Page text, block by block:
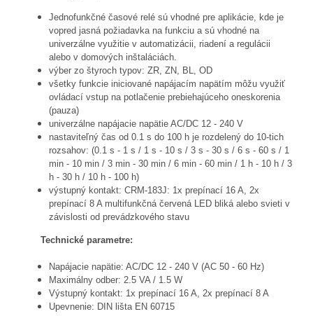
Jednofunkčné časové relé sú vhodné pre aplikácie, kde je
vopred jasná požiadavka na funkciu a sú vhodné na
univerzálne využitie v automatizácii, riadení a regulácii
alebo v domových inštaláciách.
výber zo štyroch typov: ZR, ZN, BL, OD
všetky funkcie iniciované napájacím napätím môžu využiť
ovládací vstup na potlačenie prebiehajúceho oneskorenia
(pauza)
univerzálne napájacie napätie AC/DC 12 - 240 V
nastaviteľný čas od 0.1 s do 100 h je rozdelený do 10-tich
rozsahov: (0.1 s - 1 s / 1 s - 10 s / 3 s - 30 s / 6 s - 60 s / 1
min - 10 min / 3 min - 30 min / 6 min - 60 min / 1 h - 10 h / 3
h - 30 h / 10 h - 100 h)
výstupný kontakt: CRM-183J: 1x prepínací 16 A, 2x
prepínací 8 A multifunkčná červená LED bliká alebo svieti v
závislosti od prevádzkového stavu
Technické parametre:
Napájacie napätie: AC/DC 12 - 240 V (AC 50 - 60 Hz)
Maximálny odber: 2.5 VA / 1.5 W
Výstupný kontakt: 1x prepínací 16 A, 2x prepínací 8 A
Upevnenie: DIN lišta EN 60715